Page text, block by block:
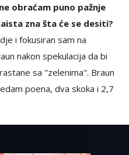
obraćam puno pažnje
zna šta će se desiti?
i fokusiran sam na
nakon spekulacija da bi
sa "zelenima". Braun
poena, dva skoka i 2,7